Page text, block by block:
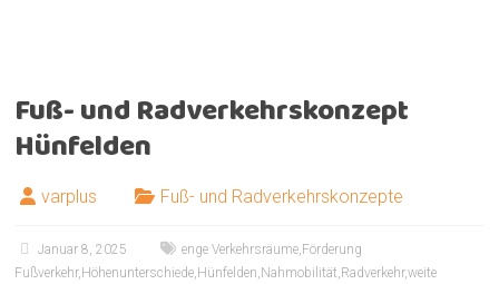
Fuß- und Radverkehrskonzept
Hünfelden
varplus Fuß- und Radverkehrskonzepte
Januar 8, 2025 enge Verkehrsräume, Förderung
Fußverkehr, Höhenunterschiede, Hünfelden, Nahmobilität, Radverkehr,weite